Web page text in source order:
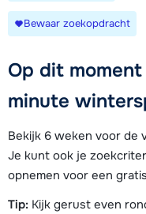
Bewaar zoekopdracht
Op dit
minute
Bekijk 6 weken voor de
Je kunt ook je
opnemen voor een
Tip: Kijk gerust even